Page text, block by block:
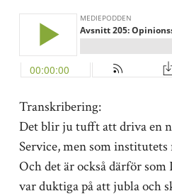
Transkribering:
Det blir ju tufft att driva en
Service, men som
Och det är också därför
var duktiga på att jubla och